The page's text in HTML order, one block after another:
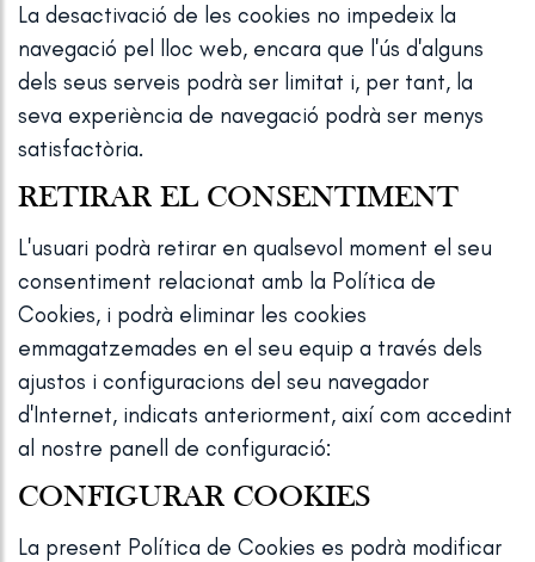
La desactivació de les cookies no impedeix la
navegació pel lloc web, encara que l'ús d'alguns
dels seus serveis podrà ser limitat i, per tant, la
seva experiència de navegació podrà ser menys
satisfactòria.
RETIRAR EL CONSENTIMENT
L'usuari podrà retirar en qualsevol moment el seu
consentiment relacionat amb la Política de
Cookies, i podrà eliminar les cookies
emmagatzemades en el seu equip a través dels
ajustos i configuracions del seu navegador
d'Internet, indicats anteriorment, així com accedint
al nostre panell de configuració:
CONFIGURAR COOKIES
La present Política de Cookies es podrà modificar